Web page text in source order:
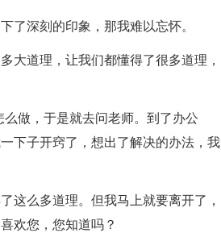
了深刻的印象，那我难以忘怀。
大道理，让我们都懂得了很多道理，
做，于是就去问老师。到了办公
下子开窍了，想出了解决的办法，我
这么多道理。但我马上就要离开了，
欢您，您知道吗？